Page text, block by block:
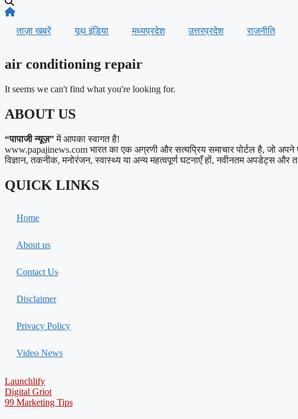
ताज़ा खबरें यूथ इंडिया मध्यप्रदेश उत्तरप्रदेश राजनीति
air conditioning repair
It seems we can't find what you're looking for.
ABOUT US
“पापाजी न्यूज़”में आपका स्वागत है!
www.papajinews.com भारत का एक अग्रणी और सत्यप्रिय समाचार पोर्टल है, जो अपने
विज्ञान, तकनीक, मनोरंजन, स्वास्थ्य या अन्य महत्वपूर्ण घटनाएँ हों, नवीनतम अपडेट्स और
QUICK LINKS
Home
About us
Contact Us
Disclaimer
Privacy Policy
Video News
Launchlify
Digital Griot
99 Marketing Tips